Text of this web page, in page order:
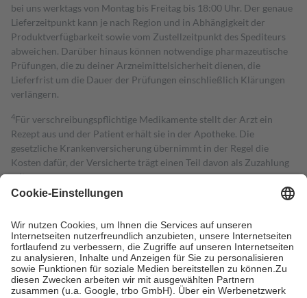
bei uns werktags von Montag bis Freitag bis 18:00 Uhr. Der genaue
Lieferzeitpunkt kann je nach Region und in Abhängigkeit der
Produktverfügbarkeit sowie vom Zustellzeitpunkt des Spediteurs
abweichen. Darüber hinaus können notwendige pharmazeutische
Prüfungen, die zu deiner Arzneimittelsicherheit dienen, die
Lieferfrist um die Dauer der Prüfungen einschließlich Klärungen
verlängern.
4Für verschreibungspflichtige Medikamente stellt der Arzt ein
Rezept aus und der Patient erhält sie in der Apotheke. Die
gesetzliche Krankenversicherung übernimmt in der Regel die
Kosten dafür, der Versicherte trägt einen Teil davon als Zuzahlung
mit.
Grundsätzlich leisten Mitglieder Zuzahlungen in Höhe von zehn
höchstens zehn Euro.
Es sind jedoch nie mehr als die tatsächlichen
Kosten der Leistung zu entrichten.
Diese Regeln gelten grundsätzlich auch für Online-Apotheken.
Bei Heilmitteln und häuslicher Krankenpflege beträgt die
Zuzahlung zehn Prozent der Kosten sowie zehn Euro je
Verordnung.